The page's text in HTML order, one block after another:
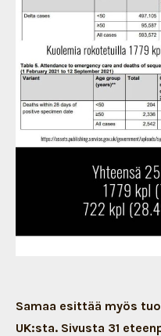
Samaa esittää myös
UK:sta. Sivusta 31